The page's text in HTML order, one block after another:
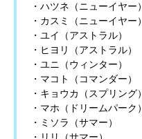
・ハツネ（ニューイヤー）
・カスミ（ニューイヤー）
・ユイ（アストラル）
・ヒヨリ（アストラル）
・ユニ（ウィンター）
・マコト（コマンダー）
・キョウカ（スプリング）
・マホ（ドリームパーク）
・ミソラ（サマー）